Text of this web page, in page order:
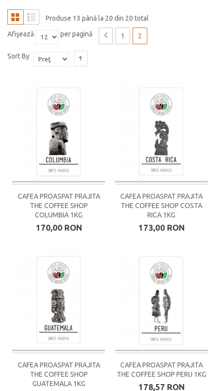
Produse 13 până la 20 din 20 total
1 2
Afişează per pagină
Sort By
CAFEA PROASPAT PRAJITA
THE COFFEE SHOP
COLUMBIA 1KG
170,00 RON
CAFEA PROASPAT PRAJITA
THE COFFEE SHOP COSTA
RICA 1KG
173,00 RON
CAFEA PROASPAT PRAJITA
THE COFFEE SHOP
GUATEMALA 1KG
CAFEA PROASPAT PRAJITA
THE COFFEE SHOP PERU 1KG
178,57 RON